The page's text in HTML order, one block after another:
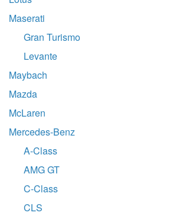
Maserati
Gran Turismo
Levante
Maybach
Mazda
McLaren
Mercedes-Benz
A-Class
AMG GT
C-Class
CLS